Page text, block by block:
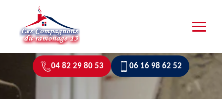
04 82 29 80 53 06 16 98 62 52